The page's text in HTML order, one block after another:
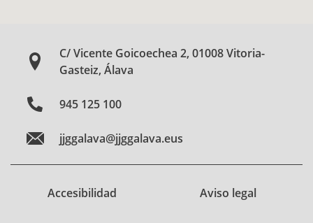
C/ Vicente Goicoechea 2, 01008 Vitoria-
Gasteiz, Álava
945 125 100
jjggalava@jjggalava.eus
Accesibilidad Aviso legal